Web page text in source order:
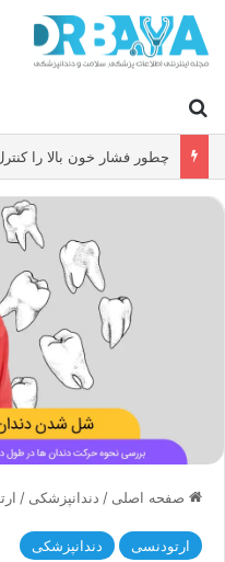
صفحه اصلی / دندانپزشکی /
ارتودنسی دندانپزشکی